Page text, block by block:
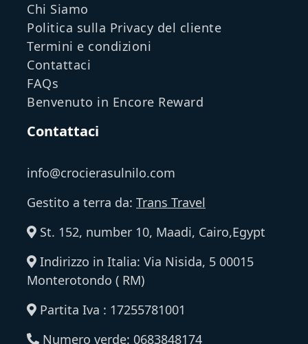
Chi Siamo
Politica sulla Privacy del cliente
Termini e condizioni
Contattaci
FAQs
Benvenuto in Encore Reward
Contattaci
info@crocierasulnilo.com
Gestito a terra da: Trans Travel
St. 152, number 10, Maadi, Cairo,Egypt
Indirizzo in Italia: Via Nisida, 5 00015
Monterotondo ( RM)
Partita Iva : 17255781001
Numero verde: 0683848174